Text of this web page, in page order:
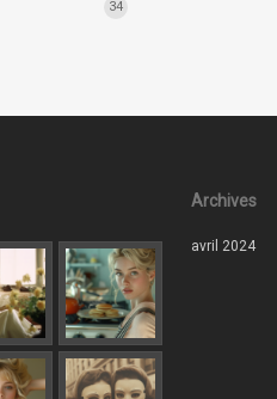
34
Archives
avril 2024